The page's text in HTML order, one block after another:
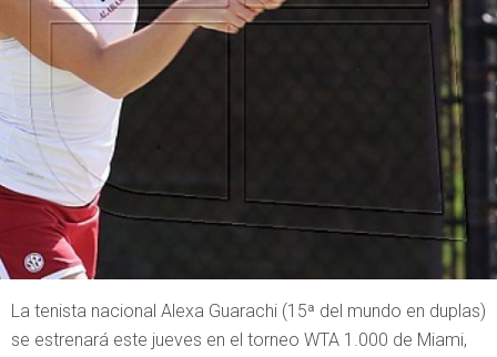
La tenista nacional Alexa Guarachi (15ª del mundo en duplas)
se estrenará este jueves en el torneo WTA 1.000 de Miami,